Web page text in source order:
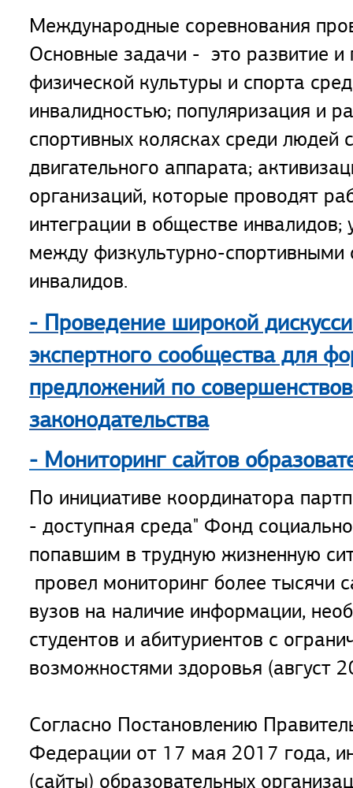
Международные соревнования
Основные задачи - это развитие и
физической культуры и спорта
инвалидностью; популяризация и
спортивных колясках среди
двигательного аппарата;
организаций, которые проводят
интеграции в обществе инвалидов;
между физкультурно-спортивными
инвалидов.
- Проведение широкой
экспертного сообщества для
предложений по
законодательства
- Мониторинг сайтов
По инициативе координатора
- доступная среда" Фонд
попавшим в трудную жизненную
провел мониторинг более тысячи
вузов на наличие информации,
студентов и абитуриентов с
возможностями здоровья (август
Согласно Постановлению
Федерации от 17 мая 2017 года,
(сайты) образовательных